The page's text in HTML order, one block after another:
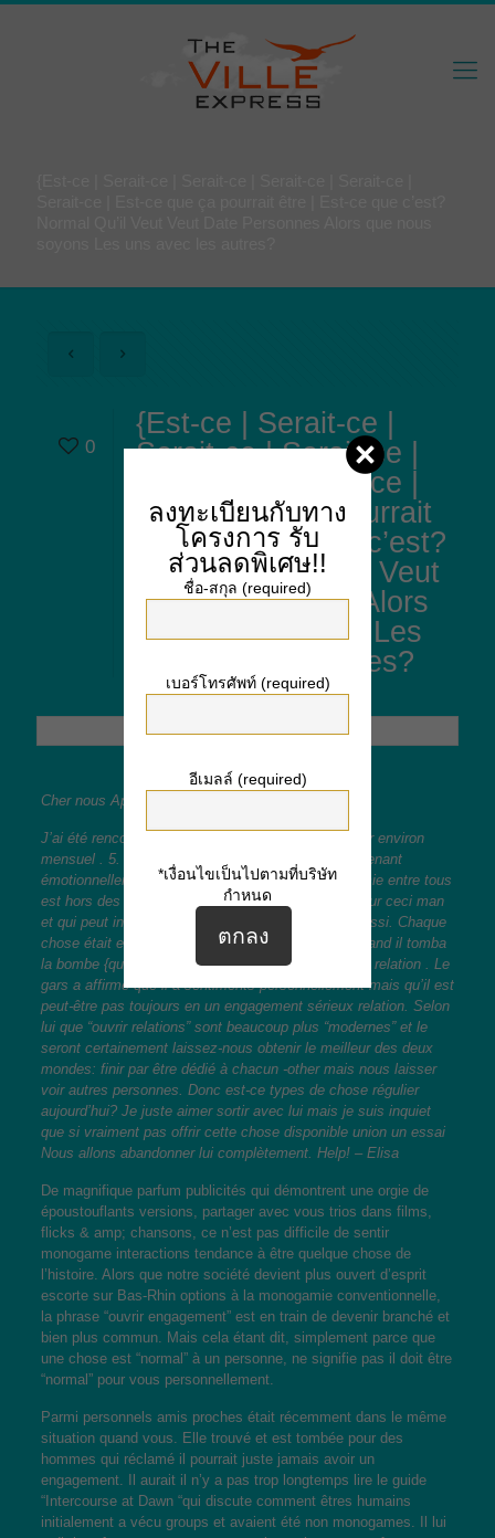
0
{Est-ce | Serait-ce |
Serait-ce | Serait-ce |
Serait-ce | Serait-ce |
Est-ce que ça pourrait
être | Est-ce que c’est?
Normal Qu’il Veut Veut
Date Personnes Alors
que nous soyons Les
uns avec les autres?
Cher nous Appréciation Horaires,
J’ai été rencontres ceci vraiment super homme pour environ
mensuel . 5. Nous obtenons le long très bien maintenant
émotionnellement & amp; physiquement (la biochimie entre tous
est hors des graphiques! ) Je suis en fait glisser pour ceci man
et qui peut informer il pourrait vraiment dans moi aussi. Chaque
chose était en fait va bien jusqu’au différent soir quand il tomba
la bombe {qu’il|il|qu’il|désire “ouvrir vers le haut” nos relation . Le
gars a affirmé que il a sentiments personnellement mais qu’il est
peut-être pas toujours en un engagement sérieux relation. Selon
lui que “ouvrir relations” sont beaucoup plus “modernes” et le
seront certainement laissez-nous obtenir le meilleur des deux
mondes: finir par être dédié à chacun -other mais nous laisser
voir autres personnes. Donc est-ce types de chose régulier
aujourd’hui? Je juste aimer sortir avec lui mais je suis inquiet
que si vraiment pas offrir cette chose disponible union un essai
Nous allons abandonner lui complètement. Help! – Elisa
De magnifique parfum publicités qui démontrent une orgie de
époustouflants versions, partager avec vous trios dans films,
flicks & amp; chansons, ce n’est pas difficile de sentir
monogame interactions tendance à être quelque chose de
l’histoire. Alors que notre société devient plus ouvert d’esprit
escorte sur Bas-Rhinoptions à la monogamie conventionnelle,
la phrase “ouvrir engagement” est en train de devenir branché et
bien plus commun. Mais cela étant dit, simplement parce que
une chose est “normal” à un personne, ne signifie pas il doit être
“normal” pour vous personnellement.
Parmi personnels amis proches était récemment dans le même
situation quand vous. Elle trouvé et est tombée pour des
hommes qui réclamé il pourrait juste jamais avoir un
engagement. Il aurait il n’y a pas trop longtemps lire le guide
“Intercourse at Dawn “qui discute comment êtres humains
initialement a vécu groups et avaient été non monogames. Il lui
ลงทะเบียนกับทาง
โครงการ รับ
ส่วนลดพิเศษ!!
ชื่อ-สกุล (required)
เบอร์โทรศัพท์ (required)
อีเมลล์ (required)
*เงื่อนไขเป็นไปตามที่บริษัท
กำหนด